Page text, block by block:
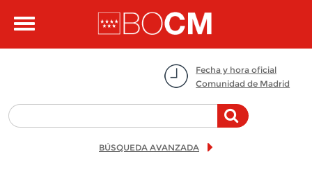
Toggle
Fecha y hora oficial
Comunidad de Madrid
BÚSQUEDA AVANZADA